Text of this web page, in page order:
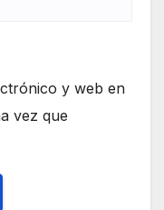
y web en
vez que